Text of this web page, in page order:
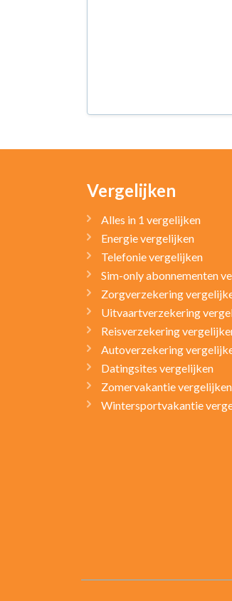
Vergelijken
Alles in 1 vergelijken
Energie vergelijken
Telefonie vergelijken
Sim-only abonnementen
Zorgverzekering
Uitvaartverzekering
Reisverzekering
Autoverzekering
Datingsites vergelijken
Zomervakantie vergelijken
Wintersportvakantie